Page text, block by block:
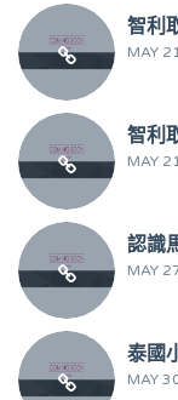
智利
MAY 21
智利
MAY 21
認識
MAY
泰國
MAY